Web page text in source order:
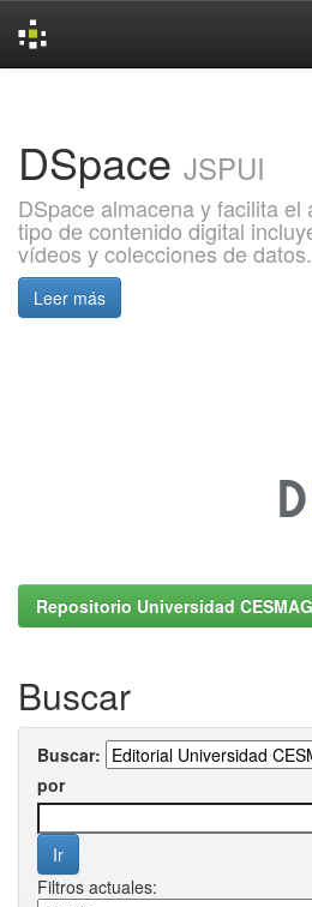
DSpace JSPUI
DSpace almacena y facilita
tipo de contenido digital
vídeos y colecciones de datos.
Leer más
Repositorio Universidad CESMAG
Buscar
Buscar:
por
Filtros actuales: